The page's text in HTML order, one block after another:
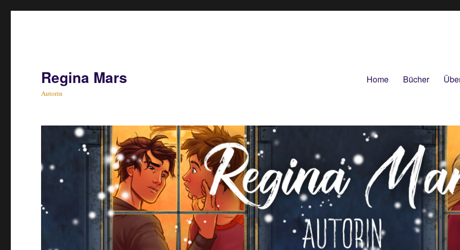
Regina Mars
Autorin
Home Bücher